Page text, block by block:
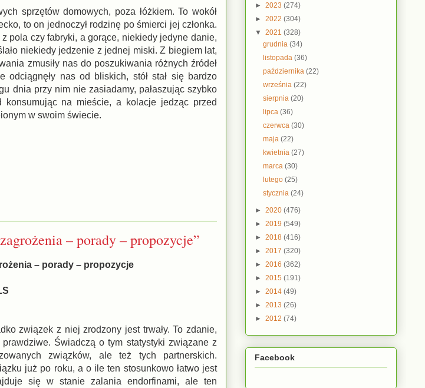
sprzętów domowych, poza łóżkiem. To wokół
to on jednoczył rodzinę po śmierci jej członka.
pola czy fabryki, a gorące, niekiedy jedyne danie,
niekiedy jedzenie z jednej miski. Z biegiem lat,
zmusiły nas do poszukiwania różnych źródeł
odciągnęły nas od bliskich, stół stał się bardzo
dnia przy nim nie zasiadamy, pałaszując szybko
konsumując na mieście, a kolacje jedząc przed
w swoim świecie.
– porady – propozycje”
– porady – propozycje
związek z niej zrodzony jest trwały. To zdanie,
Świadczą o tym statystyki związane z
związków, ale też tych partnerskich.
już po roku, a o ile ten stosunkowo łatwo jest
się w stanie zalania endorfinami, ale ten
► 2023 (274)
► 2022 (304)
▼ 2021 (328)
grudnia(34)
listopada(36)
października(22)
września(22)
sierpnia(20)
lipca(36)
czerwca(30)
maja(22)
kwietnia(27)
marca(30)
lutego(25)
stycznia(24)
► 2020 (476)
► 2019 (549)
► 2018 (416)
► 2017 (320)
► 2016 (362)
► 2015 (191)
► 2014 (49)
► 2013 (26)
► 2012 (74)
Facebook